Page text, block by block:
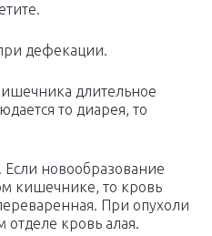
дефекации.
длительное
то диарея, то
Если новообразование
кишечнике, то кровь
При опухоли
отделе кровь алая.